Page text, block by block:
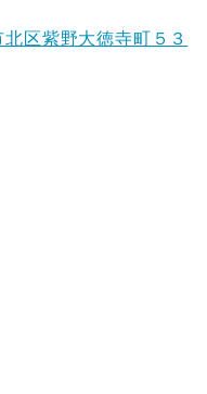
区紫野大徳寺町５３